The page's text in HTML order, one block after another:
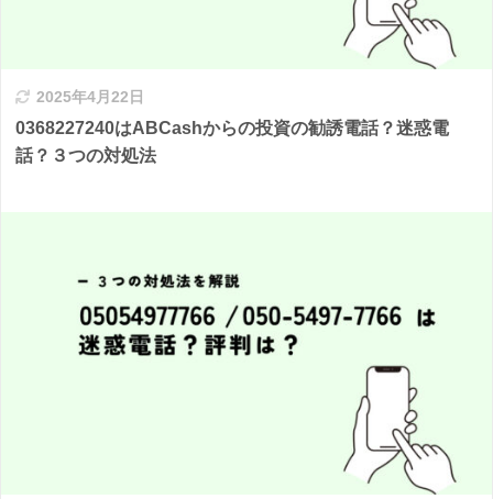
2025年4月22日
0368227240はABCashからの投資の勧誘電話？迷惑電
話？３つの対処法